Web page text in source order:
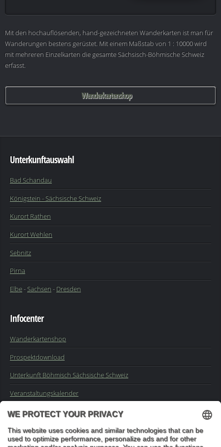
Mit den hochauflösenden, hand-gezeichneten Wanderkarten ist man für
Wanderungen bestens gerüstet. Mit einem Maßstab von 1 : 10000 wird
mit mehreren Einzelkarten die gesamte Sächsisch-Böhmische Schweiz
erfasst.
Wanderkartenshop
Unterkunftauswahl
Bad Schandau
Königstein - Sächsische Schweiz
Kurort Rathen
Kurort Wehlen
Sebnitz
Pirna
Elbe-Sachsen - Dresden
Infocenter
Wanderkartenshop
Prospektdownload
Unterkunft Böhmisch Sächsische Schweiz
Veranstaltungskalender
Impressum